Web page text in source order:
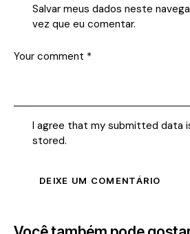
Salvar meus dados neste
vez que eu comentar.
I agree that my submitted data
stored.